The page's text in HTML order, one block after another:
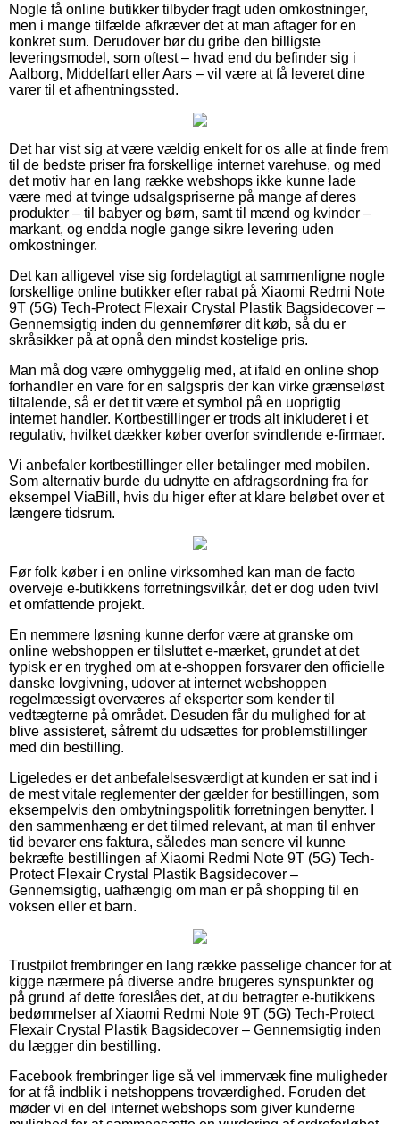
Nogle få online butikker tilbyder fragt uden omkostninger,
men i mange tilfælde afkræver det at man aftager for en
konkret sum. Derudover bør du gribe den billigste
leveringsmodel, som oftest – hvad end du befinder sig i
Aalborg, Middelfart eller Aars – vil være at få leveret dine
varer til et afhentningssted.
Det har vist sig at være vældig enkelt for os alle at finde frem
til de bedste priser fra forskellige internet varehuse, og med
det motiv har en lang række webshops ikke kunne lade
være med at tvinge udsalgspriserne på mange af deres
produkter – til babyer og børn, samt til mænd og kvinder –
markant, og endda nogle gange sikre levering uden
omkostninger.
Det kan alligevel vise sig fordelagtigt at sammenligne nogle
forskellige online butikker efter rabat på Xiaomi Redmi Note
9T (5G) Tech-Protect Flexair Crystal Plastik Bagsidecover –
Gennemsigtig inden du gennemfører dit køb, så du er
skråsikker på at opnå den mindst kostelige pris.
Man må dog være omhyggelig med, at ifald en online shop
forhandler en vare for en salgspris der kan virke grænseløst
tiltalende, så er det tit være et symbol på en uoprigtig
internet handler. Kortbestillinger er trods alt inkluderet i et
regulativ, hvilket dækker køber overfor svindlende e-firmaer.
Vi anbefaler kortbestillinger eller betalinger med mobilen.
Som alternativ burde du udnytte en afdragsordning fra for
eksempel ViaBill, hvis du higer efter at klare beløbet over et
længere tidsrum.
Før folk køber i en online virksomhed kan man de facto
overveje e-butikkens forretningsvilkår, det er dog uden tvivl
et omfattende projekt.
En nemmere løsning kunne derfor være at granske om
online webshoppen er tilsluttet e-mærket, grundet at det
typisk er en tryghed om at e-shoppen forsvarer den officielle
danske lovgivning, udover at internet webshoppen
regelmæssigt overværes af eksperter som kender til
vedtægterne på området. Desuden får du mulighed for at
blive assisteret, såfremt du udsættes for problemstillinger
med din bestilling.
Ligeledes er det anbefalelsesværdigt at kunden er sat ind i
de mest vitale reglementer der gælder for bestillingen, som
eksempelvis den ombytningspolitik forretningen benytter. I
den sammenhæng er det tilmed relevant, at man til enhver
tid bevarer ens faktura, således man senere vil kunne
bekræfte bestillingen af Xiaomi Redmi Note 9T (5G) Tech-
Protect Flexair Crystal Plastik Bagsidecover –
Gennemsigtig, uafhængig om man er på shopping til en
voksen eller et barn.
Trustpilot frembringer en lang række passelige chancer for at
kigge nærmere på diverse andre brugeres synspunkter og
på grund af dette foreslåes det, at du betragter e-butikkens
bedømmelser af Xiaomi Redmi Note 9T (5G) Tech-Protect
Flexair Crystal Plastik Bagsidecover – Gennemsigtig inden
du lægger din bestilling.
Facebook frembringer lige så vel immervæk fine muligheder
for at få indblik i netshoppens troværdighed. Foruden det
møder vi en del internet webshops som giver kunderne